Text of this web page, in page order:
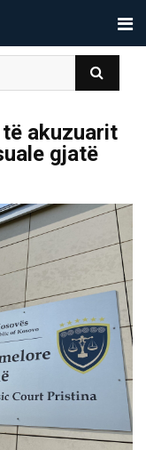
akuzuarit
gjatë